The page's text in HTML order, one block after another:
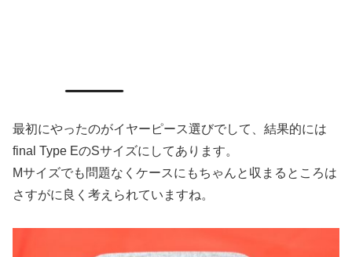
最初にやったのがイヤーピース選びでして、結果的には
final Type EのSサイズにしてあります。
Mサイズでも問題なくケースにもちゃんと収まるところは
さすがに良く考えられていますね。